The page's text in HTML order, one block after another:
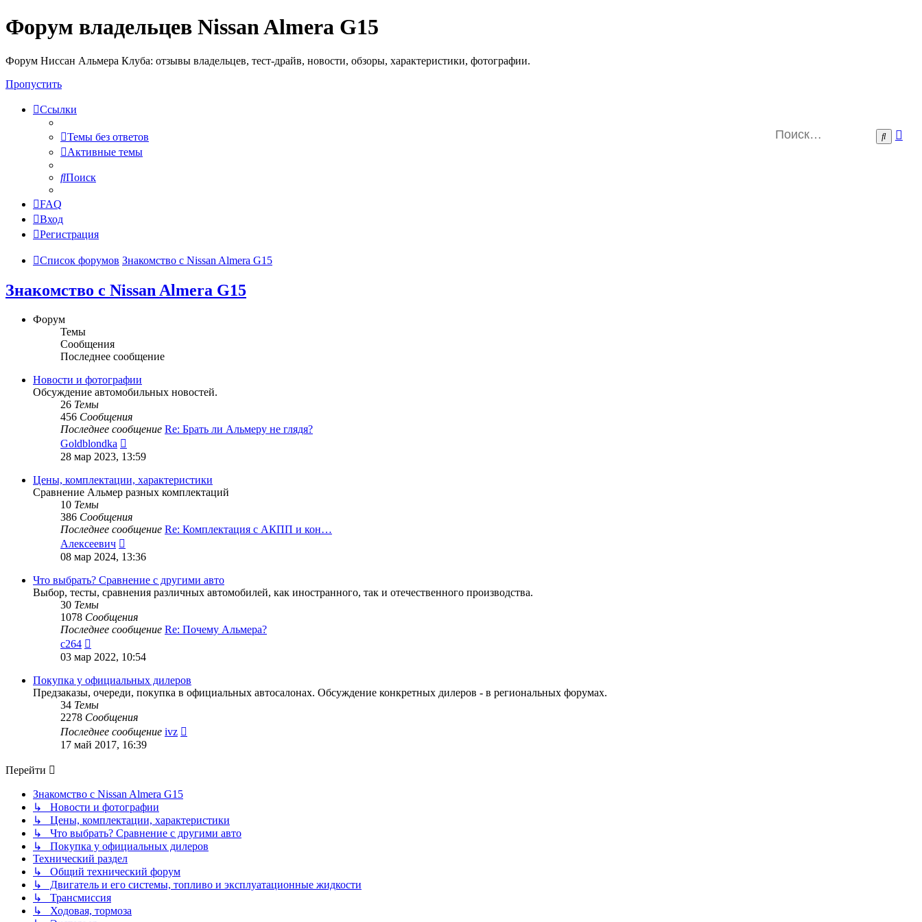
Форум владельцев Nissan Almera G15
Форум Ниссан Альмера Клуба: отзывы владельцев, тест-драйв, новости, обзоры, характеристики, фотографии.
Пропустить
Поиск
Ссылки
Темы без ответов
Активные темы
Поиск
FAQ
Вход
Регистрация
Список форумов Знакомство с Nissan Almera G15
Знакомство с Nissan Almera G15
Форум
Темы
Сообщения
Последнее сообщение
Новости и фотографии
Обсуждение автомобильных новостей.
26 Темы
456 Сообщения
Последнее сообщение Re: Брать ли Альмеру не глядя?
Goldblondka
к
сообщению
28 мар 2023, 13:59
Цены, комплектации, характеристики
Сравнение Альмер разных комплектаций
10 Темы
386 Сообщения
Последнее сообщение Re: Комплектация с АКПП и кон…
Алексеевич
к
сообщению
08 мар 2024, 13:36
Что выбрать? Сравнение с другими авто
Выбор, тесты, сравнения различных автомобилей, как иностранного, так и отечественного производства.
30 Темы
1078 Сообщения
Последнее сообщение Re: Почему Альмера?
c264
к
последнему
сообщению
03 мар 2022, 10:54
Покупка у официальных дилеров
Предзаказы, очереди, покупка в официальных автосалонах. Обсуждение конкретных дилеров - в региональных форумах.
34 Темы
2278 Сообщения
Последнее сообщение ivz
17 май 2017, 16:39
Перейти
Знакомство с Nissan Almera G15
↳ Новости и фотографии
↳ Цены, комплектации, характеристики
↳ Что выбрать? Сравнение с другими авто
↳ Покупка у официальных дилеров
Технический раздел
↳ Общий технический форум
↳ Двигатель и его системы, топливо и эксплуатационные жидкости
↳ Трансмиссия
↳ Ходовая, тормоза